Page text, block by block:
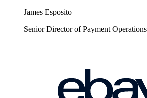
James Esposito
Senior Director of Payment Operations